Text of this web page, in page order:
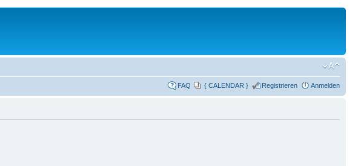
FAQ { CALENDAR } Registrieren Anmelden